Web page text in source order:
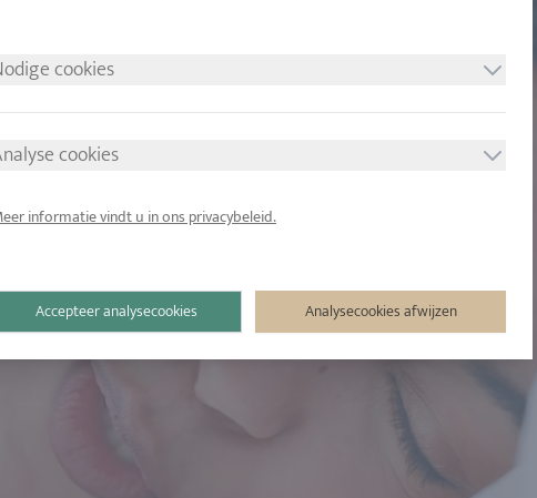
cookies
cookies
informatie vindt u in ons privacybeleid.
Analysecookies afwijzen
Accepteer analysecookies